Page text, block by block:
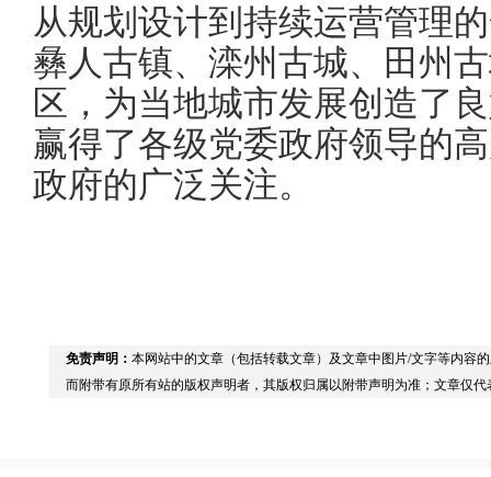
从规划设计到持续运营管理
彝人古镇、滦州古城、田州
区，为当地城市发展创造了
赢得了各级党委政府领导的
政府的广泛关注。
免责声明： 本网站中的文章（包括转载文章）及文章中图片/文字等内容
而附带有原所有站的版权声明者，其版权归属以附带声明为准；文章仅